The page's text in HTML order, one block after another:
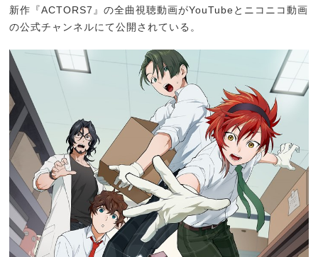
新作『ACTORS7』の全曲視聴動画がYouTubeとニコニコ動画
の公式チャンネルにて公開されている。